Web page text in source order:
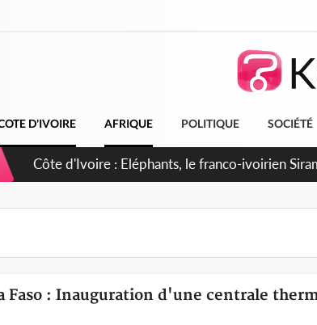
D'IVOIRE AFRIQUE POLITIQUE SOCIÉTÉ
Côte d'Ivoire : Eléphants, le franco-ivoirien
Faso : Inauguration d'une centrale